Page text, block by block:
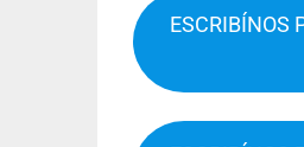
ESCRIBÍNOS